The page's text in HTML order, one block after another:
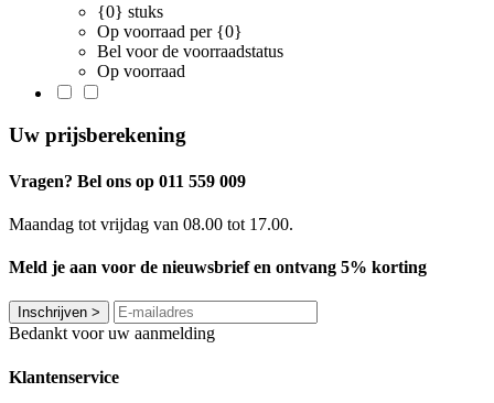
{0} stuks
Op voorraad per {0}
Bel voor de voorraadstatus
Op voorraad
Uw prijsberekening
Vragen? Bel ons op 011 559 009
Maandag tot vrijdag van 08.00 tot 17.00.
Meld je aan voor de nieuwsbrief en ontvang 5% korting
Inschrijven >
Bedankt voor uw aanmelding
Klantenservice